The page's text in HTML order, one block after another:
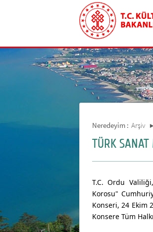
Neredeyim : Arşiv
TÜRK SANAT
T.C. Ordu
Korosu"
Konseri, 24 Ekim
Konsere Tüm